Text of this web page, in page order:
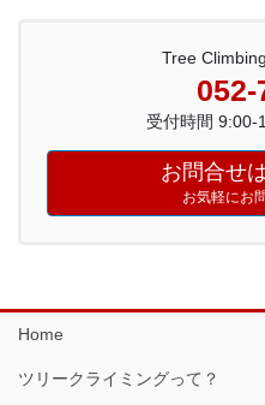
Tree
052-
受付時間 9:00-
お問合せ
お気軽にお
Home
ツリークライミングって？